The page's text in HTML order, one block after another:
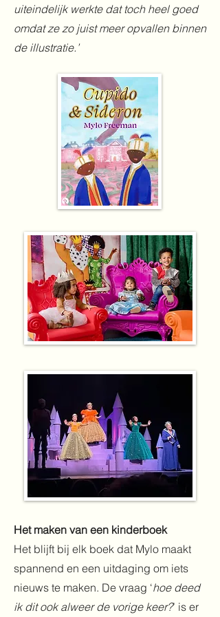
uiteindelijk werkte dat toch heel goed
omdat ze zo juist meer opvallen binnen
de illustratie.’
Het maken van een kinderboek
Het blijft bij elk boek dat Mylo maakt
spannend en een uitdaging om iets
nieuws te maken. De vraag ‘hoe deed
ik dit ook alweer de vorige keer?’ is er